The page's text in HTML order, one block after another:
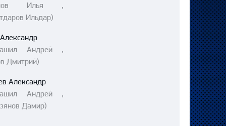
Илья ,
Ильдар)
Андрей ,
Дмитрий)
Александр
Андрей ,
Дамир)